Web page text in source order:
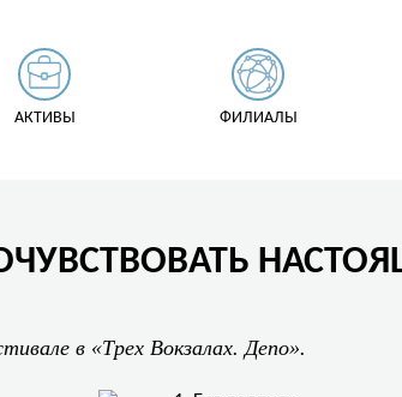
АКТИВЫ ФИЛИАЛЫ
в «Трех Вокзалах. Депо».